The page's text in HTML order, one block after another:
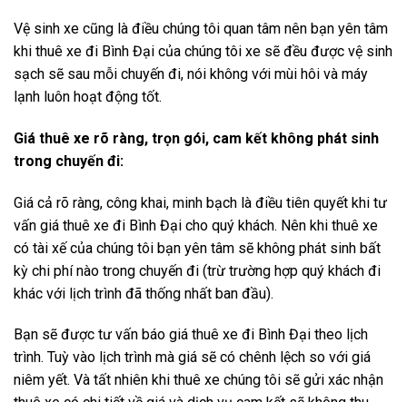
Vệ sinh xe cũng là điều chúng tôi quan tâm nên bạn yên tâm
khi thuê xe đi Bình Đại của chúng tôi xe sẽ đều được vệ sinh
sạch sẽ sau mỗi chuyến đi, nói không với mùi hôi và máy
lạnh luôn hoạt động tốt.
Giá thuê xe rõ ràng, trọn gói, cam kết không phát sinh
trong chuyến đi:
Giá cả rõ ràng, công khai, minh bạch là điều tiên quyết khi tư
vấn giá thuê xe đi Bình Đại cho quý khách. Nên khi thuê xe
có tài xế của chúng tôi bạn yên tâm sẽ không phát sinh bất
kỳ chi phí nào trong chuyến đi (trừ trường hợp quý khách đi
khác với lịch trình đã thống nhất ban đầu).
Bạn sẽ được tư vấn báo giá thuê xe đi Bình Đại theo lịch
trình. Tuỳ vào lịch trình mà giá sẽ có chênh lệch so với giá
niêm yết. Và tất nhiên khi thuê xe chúng tôi sẽ gửi xác nhận